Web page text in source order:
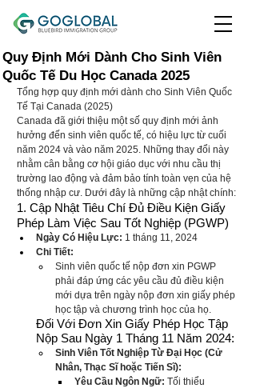
Quy Định Mới Dành Cho Sinh Viên
Quốc Tế Du Học Canada 2025
Tổng hợp quy định mới dành cho Sinh Viên Quốc
Tế Tại Canada (2025)
Canada đã giới thiệu một số quy định mới ảnh
hưởng đến sinh viên quốc tế, có hiệu lực từ cuối
năm 2024 và vào năm 2025. Những thay đổi này
nhằm cân bằng cơ hội giáo dục với nhu cầu thị
trường lao động và đảm bảo tính toàn vẹn của hệ
thống nhập cư. Dưới đây là những cập nhật chính:
1. Cập Nhật Tiêu Chí Đủ Điều Kiện Giấy
Phép Làm Việc Sau Tốt Nghiệp (PGWP)
Ngày Có Hiệu Lực: 1 tháng 11, 2024
Chi Tiết:
Sinh viên quốc tế nộp đơn xin PGWP
phải đáp ứng các yêu cầu đủ điều kiện
mới dựa trên ngày nộp đơn xin giấy phép
học tập và chương trình học của họ.
Đối Với Đơn Xin Giấy Phép Học Tập
Nộp Sau Ngày 1 Tháng 11 Năm 2024:
Sinh Viên Tốt Nghiệp Từ Đại Học (Cử
Nhân, Thạc Sĩ hoặc Tiến Sĩ):
Yêu Cầu Ngôn Ngữ: Tối thiểu